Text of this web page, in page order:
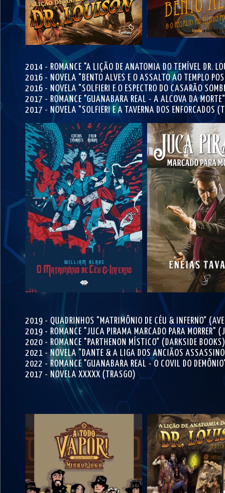
2014 - ROMANCE "A LIÇÃO DE ANATOMIA DO TEMÍVEL DR.
2016 - NOVELA "BENTO ALVES E O ASSALTO AO TEMPLO
2016 - NOVELA "SOLFIERI E O ESPECTRO DO CASARÃO
2017 - ROMANCE "GUANABARA REAL - A ALCOVA DA
2017 - NOVELA "SOLFIERI E A TAVERNA DOS ENFORCADOS
2019 - QUADRINHOS "MATRIMÔNIO DE CÉU & INFERNO"
2019 - ROMANCE "JUCA PIRAMA MARCADO PARA MORRER"
2020 - ROMANCE "PARTHENON MÍSTICO" (DARKSIDE BOOKS)
2021 - NOVELA "DANTE & A LIGA DOS ANCIÃOS
2022 - ROMANCE "GUANABARA REAL - O COVIL DO
2017 - NOVELA XXXXX (TRASGO)